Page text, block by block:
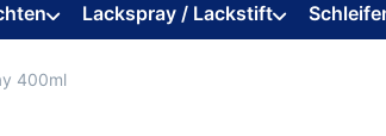
Lackspray / Lackstift
400ml